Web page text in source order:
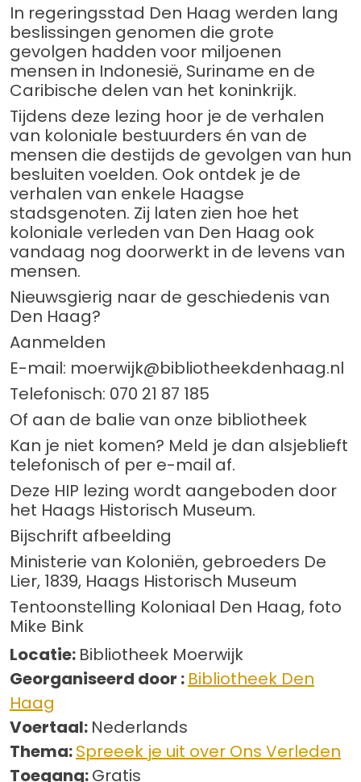
In regeringsstad Den Haag werden lang
beslissingen genomen die grote
gevolgen hadden voor miljoenen
mensen in Indonesië, Suriname en de
Caribische delen van het koninkrijk.
Tijdens deze lezing hoor je de verhalen
van koloniale bestuurders én van de
mensen die destijds de gevolgen van hun
besluiten voelden. Ook ontdek je de
verhalen van enkele Haagse
stadsgenoten. Zij laten zien hoe het
koloniale verleden van Den Haag ook
vandaag nog doorwerkt in de levens van
mensen.
Nieuwsgierig naar de geschiedenis van
Den Haag?
Aanmelden
E-mail: moerwijk@bibliotheekdenhaag.nl
Telefonisch: 070 21 87 185
Of aan de balie van onze bibliotheek
Kan je niet komen? Meld je dan alsjeblieft
telefonisch of per e-mail af.
Deze HIP lezing wordt aangeboden door
het Haags Historisch Museum.
Bijschrift afbeelding
Ministerie van Koloniën, gebroeders De
Lier, 1839, Haags Historisch Museum
Tentoonstelling Koloniaal Den Haag, foto
Mike Bink
Locatie: Bibliotheek Moerwijk
Georganiseerd door : Bibliotheek Den
Haag
Voertaal: Nederlands
Thema:Spreeek je uit over Ons Verleden
Toegang:Gratis